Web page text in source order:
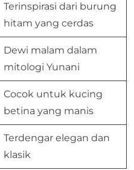
Terinspirasi dari burung
hitam yang cerdas
Dewi malam dalam
mitologi Yunani
Cocok untuk kucing
betina yang manis
Terdengar elegan dan
klasik